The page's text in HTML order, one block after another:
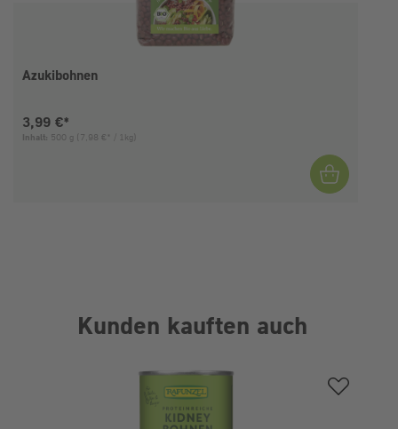
Azukibohnen
Aktueller Preis:
3,99 €*
Inhalt: 500 g (7,98 €* / 1kg)
Kunden kauften auch